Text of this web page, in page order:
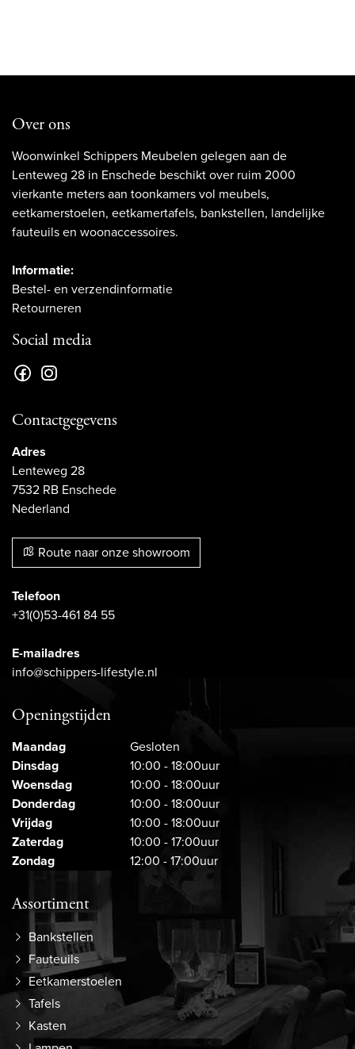
Over ons
Woonwinkel Schippers Meubelen gelegen aan de
Lenteweg 28 in Enschede beschikt over ruim 2000
vierkante meters aan toonkamers vol meubels,
eetkamerstoelen, eetkamertafels, bankstellen, landelijke
fauteuils en woonaccessoires.
Informatie:
Bestel- en verzendinformatie
Retourneren
Social media
Contactgegevens
Adres
Lenteweg 28
7532 RB Enschede
Nederland
Route naar onze showroom
Telefoon
+31(0)53-461 84 55
E-mailadres
info@schippers-lifestyle.nl
Openingstijden
Maandag
Gesloten
Dinsdag
10:00 - 18:00uur
Woensdag
10:00 - 18:00uur
Donderdag
10:00 - 18:00uur
Vrijdag
10:00 - 18:00uur
Zaterdag
10:00 - 17:00uur
Zondag
12:00 - 17:00uur
Assortiment
Bankstellen
Fauteuils
Eetkamerstoelen
Tafels
Kasten